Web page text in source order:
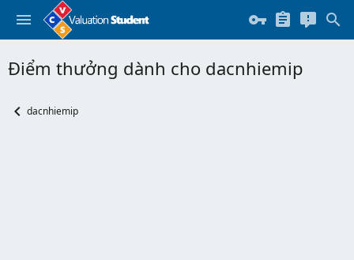
Điểm thưởng dành cho dacnhiemip
dacnhiemip